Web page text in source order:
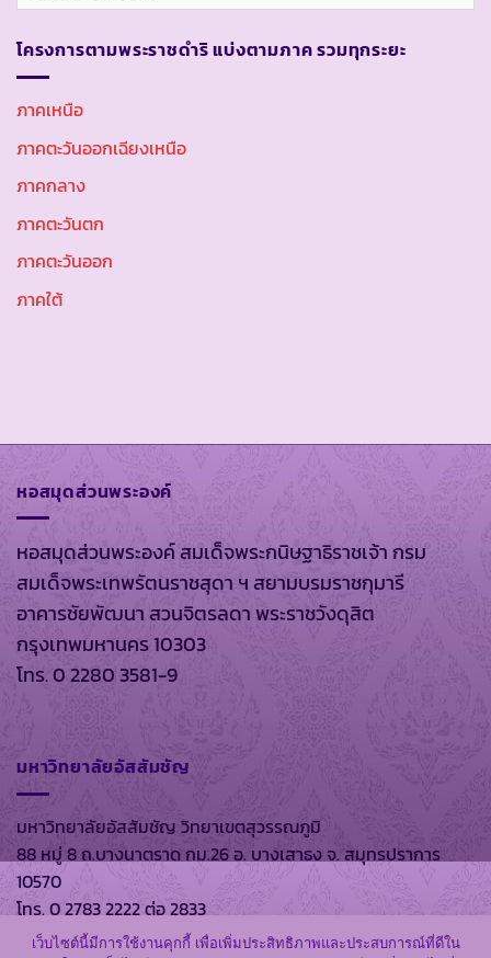
โครงการตามพระราชดำริ แบ่งตามภาค รวมทุกระยะ
ภาคเหนือ
ภาคตะวันออกเฉียงเหนือ
ภาคกลาง
ภาคตะวันตก
ภาคตะวันออก
ภาคใต้
หอสมุดส่วนพระองค์
หอสมุดส่วนพระองค์ สมเด็จพระกนิษฐาธิราชเจ้า กรม
สมเด็จพระเทพรัตนราชสุดา ฯ สยามบรมราชกุมารี
อาคารชัยพัฒนา สวนจิตรลดา พระราชวังดุสิต
กรุงเทพมหานคร 10303
โทร. 0 2280 3581-9
มหาวิทยาลัยอัสสัมชัญ
มหาวิทยาลัยอัสสัมชัญ วิทยาเขตสุวรรณภูมิ
88 หมู่ 8 ถ.บางนาตราด กม.26 อ. บางเสาธง จ. สมุทรปราการ
10570
โทร. 0 2783 2222 ต่อ 2833
เว็บไซต์นี้มีการใช้งานคุกกี้ เพื่อเพิ่มประสิทธิภาพและประสบการณ์ที่ดีใน